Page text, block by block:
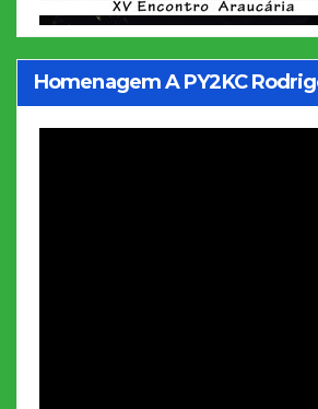
Homenagem A PY2KC